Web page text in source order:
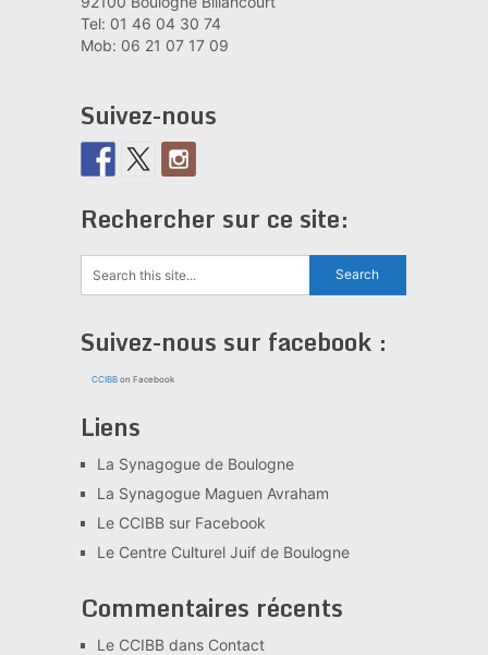
Tel: 01 46 04 30 74
Mob: 06 21 07 17 09
Suivez-nous
Rechercher sur ce site:
Suivez-nous sur facebook :
CCIBBon Facebook
Liens
La Synagogue de Boulogne
La Synagogue Maguen Avraham
Le CCIBB sur Facebook
Le Centre Culturel Juif de Boulogne
Commentaires récents
Le CCIBBdans Contact